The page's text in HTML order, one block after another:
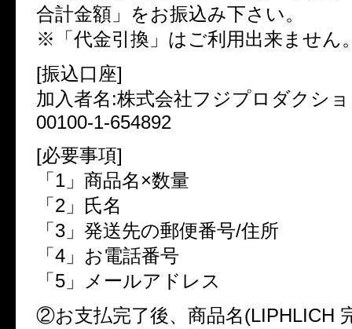
合計金額」をお振込み下さい。
※「代金引換」はご利用出来ません
[振込口座]
加入者名:株式会社フジプロダクシ
00100-1-654892
[必要事項]
「1」商品名×数量
「2」氏名
「3」発送先の郵便番号/住所
「4」お電話番号
「5」メールアドレス
②お支払完了後、商品名(LIPHLICH